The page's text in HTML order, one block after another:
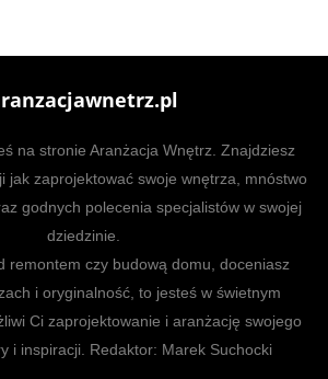
na stronie Aranżacja Wnętrz. Znajdziesz
jak zaprojektować swoje wnętrza, mnóstwo
godnych polecenia specjalistów w swojej
dziedzinie.
remontem czy budową domu, doceniasz
i oryginalność, to jesteś w świetnym
Ci zaprojektowanie i aranżację swojego
i inspiracji. Redaktor: Marek Suchocki